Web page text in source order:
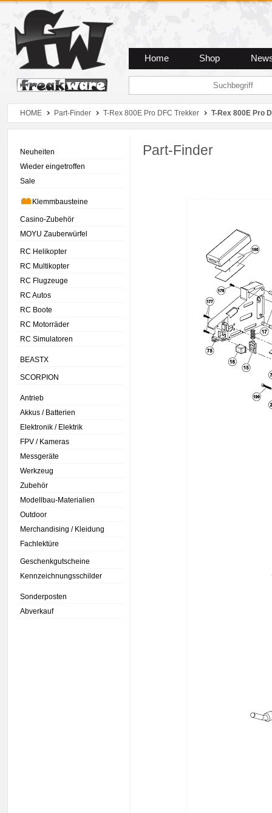
Zum Hauptmenue
Zum Seiteninhalt
Zum Warenkob
Home Shop
HOME Part-Finder T-Rex 800E Pro DFC Trekker T-Rex 800E Pro
Neuheiten
Wieder eingetroffen
Sale
Klemmbausteine
Casino-Zubehör
MOYU Zauberwürfel
RC Helikopter
RC Multikopter
RC Flugzeuge
RC Autos
RC Boote
RC Motorräder
RC Simulatoren
BEASTX
SCORPION
Antrieb
Akkus / Batterien
Elektronik / Elektrik
FPV / Kameras
Messgeräte
Werkzeug
Zubehör
Modellbau-Materialien
Outdoor
Merchandising / Kleidung
Fachlektüre
Geschenkgutscheine
Kennzeichnungsschilder
Sonderposten
Abverkauf
Part-Finder